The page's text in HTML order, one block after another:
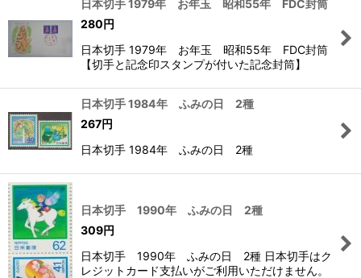
日本切手 1979年 お年玉 昭和55年 FDC封筒
280円
日本切手 1979年 お年玉 昭和55年 FDC封筒
【切手と記念印スタンプが付いた記念封筒】
日本切手 1984年 ふみの日 2種
267円
日本切手 1984年 ふみの日 2種
日本切手 1990年 ふみの日 2種
309円
日本切手 1990年 ふみの日 2種 日本切手はク
レジットカード支払いがご利用いただけません。